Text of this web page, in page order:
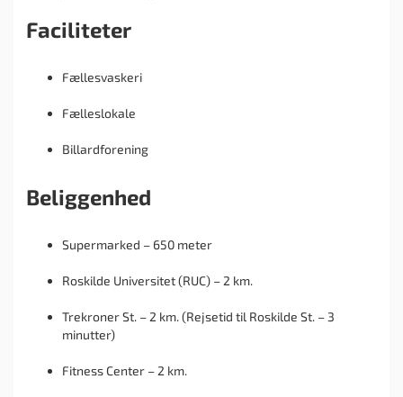
Faciliteter
Fællesvaskeri
Fælleslokale
Billardforening
Beliggenhed
Supermarked – 650 meter
Roskilde Universitet (RUC) – 2 km.
Trekroner St. – 2 km. (Rejsetid til Roskilde St. – 3
minutter)
Fitness Center – 2 km.